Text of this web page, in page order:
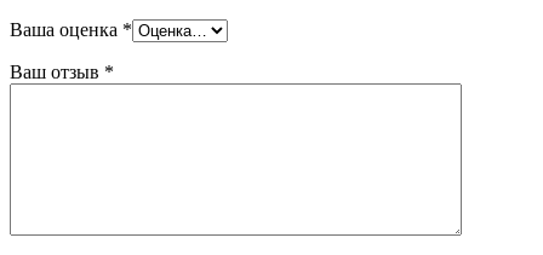
Ваша оценка *
Ваш отзыв *